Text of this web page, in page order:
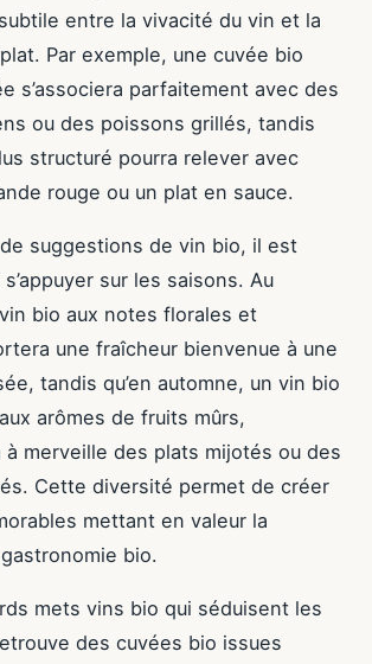
entre la vivacité du vin et la
Par exemple, une cuvée bio
s’associera parfaitement avec des
ou des poissons grillés, tandis
structuré pourra relever avec
rouge ou un plat en sauce.
de suggestions de vin bio, il est
sur les saisons. Au
bio aux notes florales et
une fraîcheur bienvenue à une
tandis qu’en automne, un vin bio
arômes de fruits mûrs,
à merveille des plats mijotés ou des
Cette diversité permet de créer
mettant en valeur la
bio.
mets vins bio qui séduisent les
des cuvées bio issues